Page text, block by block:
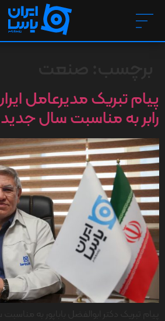
پیام تبریک مدیرعامل
رابر به مناسبت سال جدید،